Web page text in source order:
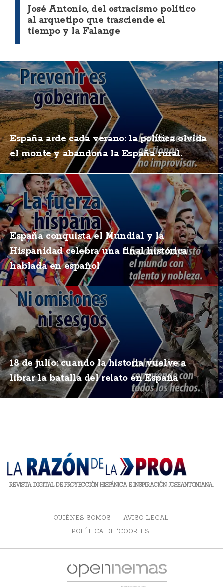
José Antonio, del ostracismo político
al arquetipo que trasciende el
tiempo y la Falange
España arde cada verano: la política olvida
el monte y abandona la España rural.
España conquista el Mundial y la
Hispanidad celebra una final histórica
hablada en español
18 de julio: cuando la historia vuelve a
librar la batalla del relato en España
REVISTA DIGITAL DE PROYECCIÓN HISPÁNICA E INSPIRACIÓN JOSEANTONIANA.
QUIÉNES SOMOS
AVISO LEGAL
POLÍTICA DE 'COOKIES'